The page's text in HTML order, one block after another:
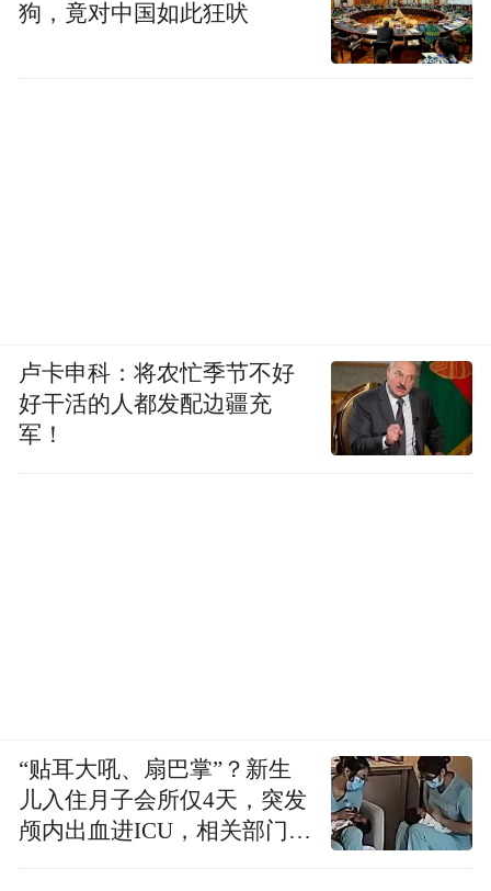
狗，竟对中国如此狂吠
卢卡申科：将农忙季节不好
好干活的人都发配边疆充
军！
“贴耳大吼、扇巴掌”？新生
儿入住月子会所仅4天，突发
颅内出血进ICU，相关部门已